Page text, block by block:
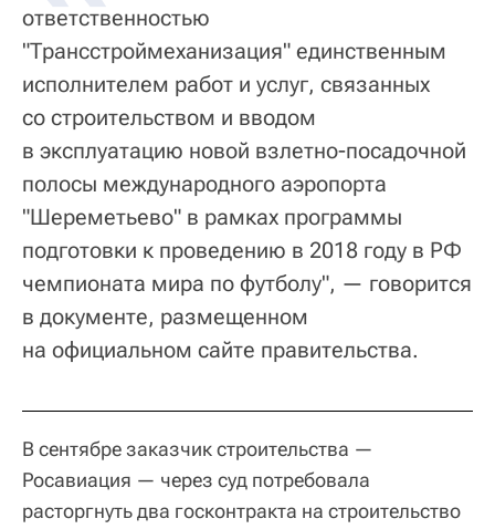
ответственностью
"Трансстроймеханизация" единственным
исполнителем работ и услуг, связанных
со строительством и вводом
в эксплуатацию новой взлетно-посадочной
полосы международного аэропорта
"Шереметьево" в рамках программы
подготовки к проведению в 2018 году в РФ
чемпионата мира по футболу", — говорится
в документе, размещенном
на официальном сайте правительства.
В сентябре заказчик строительства —
Росавиация — через суд потребовала
расторгнуть два госконтракта на строительство